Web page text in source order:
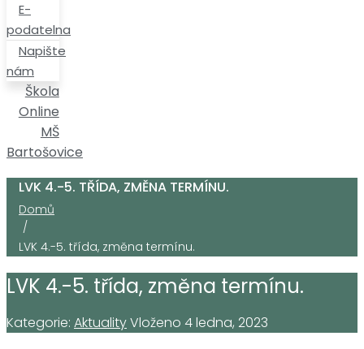
E-
podatelna
Napište
nám
Škola
Online
MŠ
Bartošovice
LVK 4.-5. TŘÍDA, ZMĚNA TERMÍNU.
Domů
/
LVK 4.-5. třída, změna termínu.
LVK 4.-5. třída, změna termínu.
Kategorie: AktualityVloženo 4 ledna, 2023